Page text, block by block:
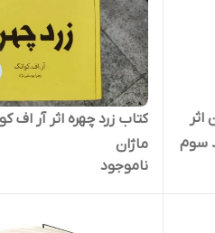
سوم
کتاب زرد چهره اثر آر اف
ماژان
ناموجود